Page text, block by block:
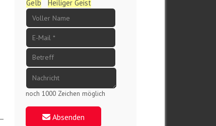
Gelb
Heiliger Geist
noch 1000 Zeichen möglich
Absenden